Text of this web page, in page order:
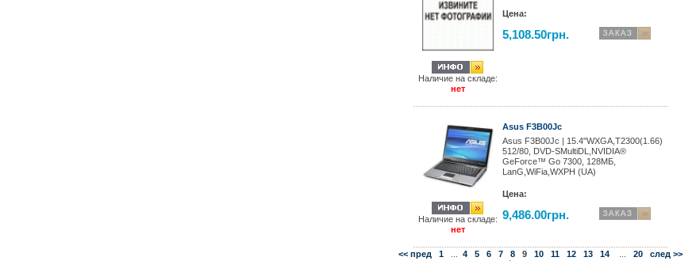
Наличие на складе:
нет
Цена:
5,108.50грн.
Наличие на складе:
нет
Asus F3B00Jc
Asus F3B00Jc | 15.4"WXGA,T2300(1.66)
512/80, DVD-SMultiDL,NVIDIA®
GeForce™ Go 7300, 128МБ,
LanG,WiFia,WXPH (UA)
Цена:
9,486.00грн.
<< пред 1... 4 5 6 7 8 9 10 11 12 13 14... 20
след >>